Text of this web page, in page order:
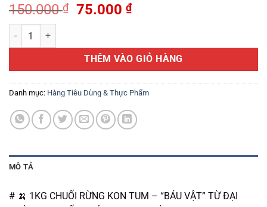
150.000₫
Giá
150.000 ₫.
75.000₫Giá
là:
75.000 ₫.
1KG CHUỐI RỪNG KON TUM - "BÁU VẬT" TỪ ĐẠI NGÀN, VỊ THUỐC
THÊM VÀO GIỎ HÀNG
Danh mục: Hàng Tiêu Dùng & Thực Phẩm
MÔ TẢ
# 🍌 1KG CHUỐI RỪNG KON TUM – “BÁU VẬT” TỪ ĐẠI